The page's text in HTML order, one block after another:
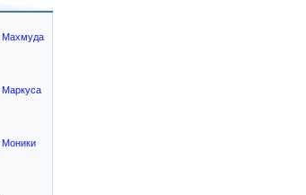
Махмуда
Маркуса
Моники